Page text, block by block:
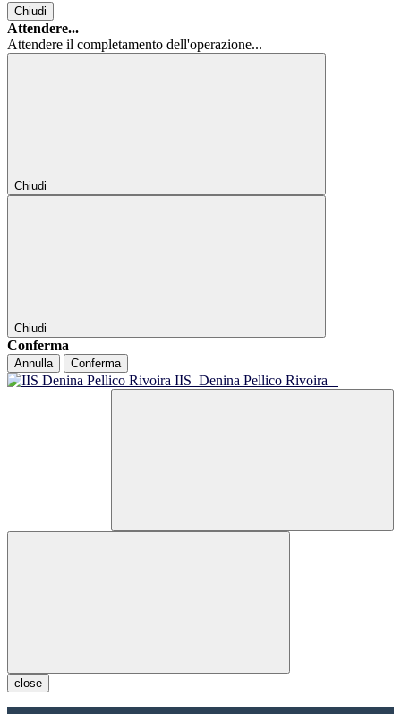
Chiudi
Attendere...
Attendere il completamento dell'operazione...
Chiudi
Chiudi
Conferma
Annulla Conferma
IIS Denina Pellico Rivoira
close